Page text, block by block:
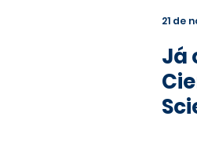
Já
21 de